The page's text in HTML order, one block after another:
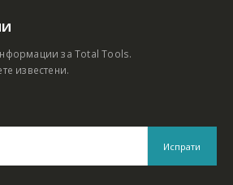
за Total Tools.
известени.